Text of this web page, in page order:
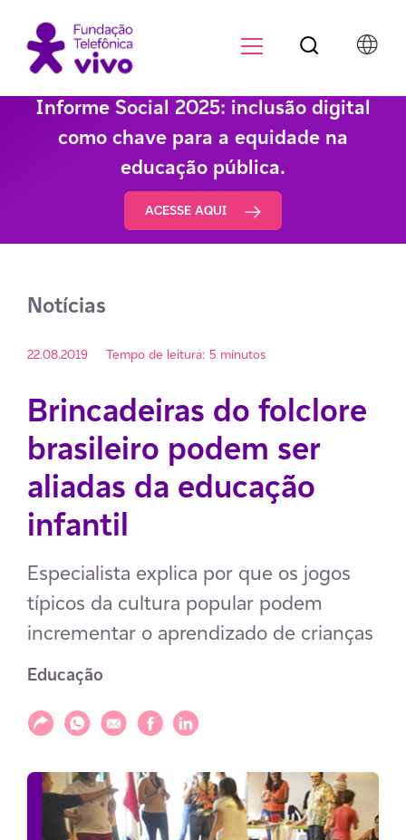
Informe Social 2025: inclusão digital
como chave para a equidade na
educação pública.
ACESSE AQUI
Notícias
22.08.2019 Tempo de leitura: 5 minutos
Brincadeiras do folclore
brasileiro podem ser
aliadas da educação
infantil
Especialista explica por que os jogos
típicos da cultura popular podem
incrementar o aprendizado de crianças
Educação
Compartilhar
Compartilhar via WhatsApp
Compartilhar via E-mail
Compartilhar via Facebook
Compartilhar via LinkedIn
Botão de